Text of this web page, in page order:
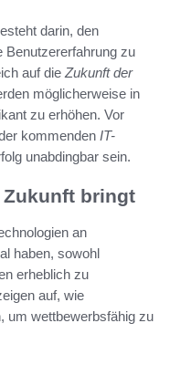
darin, den
Benutzererfahrung zu
auf die Zukunft der
möglicherweise in
zu erhöhen. Vor
kommenden IT-
unabdingbar sein.
Zukunft bringt
an
haben, sowohl
erheblich zu
auf, wie
um wettbewerbsfähig zu